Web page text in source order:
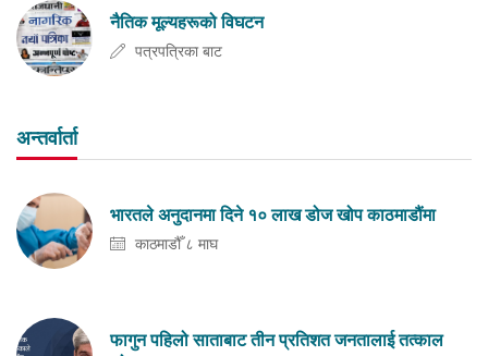
नैतिक मूल्यहरूको विघटन
पत्रपत्रिका बाट
अन्तर्वार्ता
भारतले अनुदानमा दिने १० लाख डोज खोप काठमाडौंमा
काठमाडौँ ८ माघ
फागुन पहिलो साताबाट तीन प्रतिशत जनतालाई तत्काल